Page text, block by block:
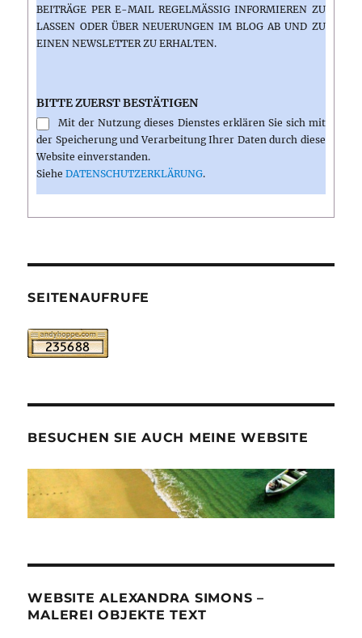
BEITRÄGE PER E-MAIL REGELMÄSSIG INFORMIEREN ZU L
ASSEN ODER ÜBER NEUERUNGEN IM BLOG AB UND ZU E
INEN NEWSLETTER ZU ERHALTEN.
BITTE ZUERST BESTÄTIGEN
Mit der Nutzung dieses Dienstes erklären Sie sich mit
der Speicherung und Verarbeitung Ihrer Daten durch diese
Website einverstanden.
SieheDATENSCHUTZERKLÄRUNG.
SEITENAUFRUFE
BESUCHEN SIE AUCH MEINE WEBSITE
WEBSITE ALEXANDRA SIMONS –
MALEREI OBJEKTE TEXT